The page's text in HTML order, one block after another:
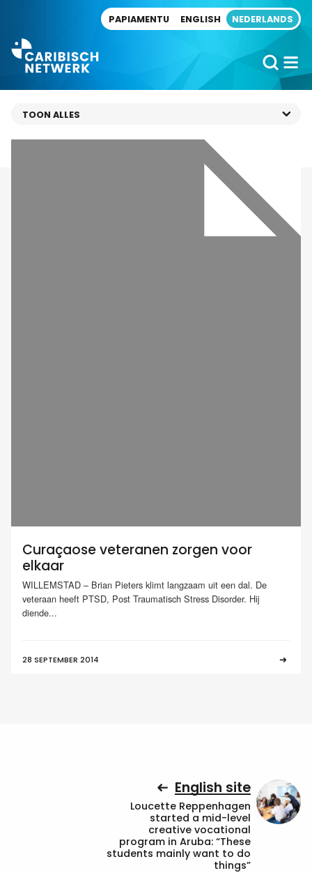
PAPIAMENTU ENGLISH NEDERLANDS
Curaçaose veteranen zorgen voor
elkaar
WILLEMSTAD – Brian Pieters klimt langzaam uit een dal. De
veteraan heeft PTSD, Post Traumatisch Stress Disorder. Hij
diende...
28 SEPTEMBER 2014
English site
Loucette Reppenhagen
started a mid-level
creative vocational
program in Aruba: “These
students mainly want to do
things”